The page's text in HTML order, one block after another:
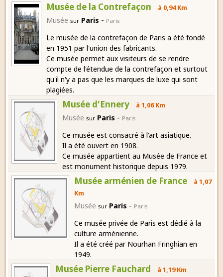
Musée de la Contrefaçon à 0,94 Km
Musée sur Paris - Paris
Le musée de la contrefaçon de Paris a été fondé
en 1951 par l'union des fabricants.
Ce musée permet aux visiteurs de se rendre
compte de l'étendue de la contrefaçon et surtout
qu'il n'y a pas que les marques de luxe qui sont
plagiées.
Musée d'Ennery à 1,06 Km
Musée sur Paris - Paris
Ce musée est consacré à l'art asiatique.
Il a été ouvert en 1908.
Ce musée appartient au Musée de France et
est monument historique depuis 1979.
Musée arménien de France
à 1,07
Km
Musée sur Paris - Paris
Ce musée privée de Paris est dédié à la
culture arménienne.
Il a été créé par Nourhan Fringhian en
1949.
Musée Pierre Fauchard à 1,19 Km